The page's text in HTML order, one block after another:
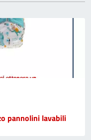
pannolini lavabili